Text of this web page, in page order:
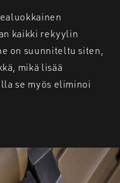
kaikki rekyylin
on suunniteltu siten,
mikä lisää
se myös eliminoi